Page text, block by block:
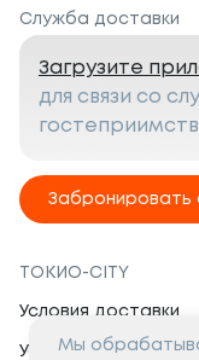
Служба доставки
Загрузите
для связи со
Забронировать
ТОКИО-CITY
Условия доставки
Условия программы
Мы